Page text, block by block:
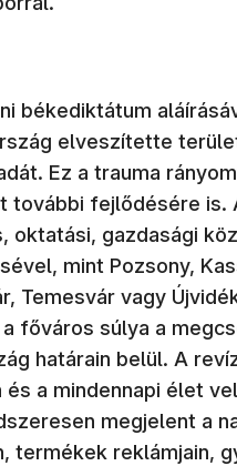
békediktátum
elveszítette
Ez a trauma
további fejlődésére is.
oktatási, gazdasági
mint Pozsony,
Temesvár vagy
főváros súlya a
határain belül. A
és a mindennapi élet
megjelent a
termékek reklámjain,